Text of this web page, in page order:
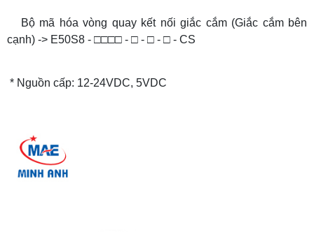
Bộ mã hóa vòng quay kết nối giắc cắm (Giắc cắm bên
cạnh) -> E50S8 - □□□□ - □ - □ - □ - CS
* Nguồn cấp: 12-24VDC, 5VDC